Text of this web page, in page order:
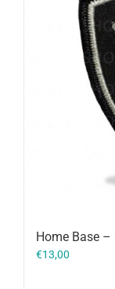
Home Base –
€13,00